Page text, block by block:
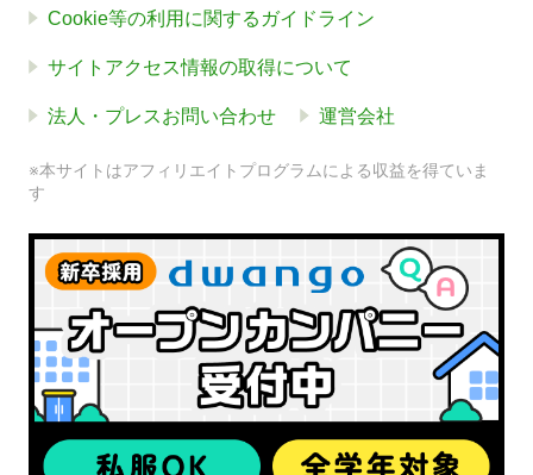
Cookie等の利用に関するガイドライン
サイトアクセス情報の取得について
法人・プレスお問い合わせ 運営会社
※本サイトはアフィリエイトプログラムによる収益を得ていま
す